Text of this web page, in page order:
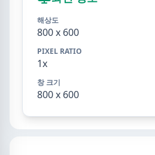
해상도
800 x 600
PIXEL RATIO
1x
창 크기
800 x 600